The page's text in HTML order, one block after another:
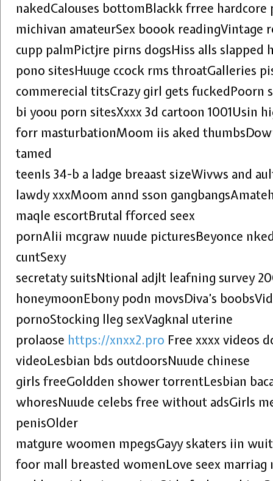
nakedCalouses bottomBlackk frree
michivan amateurSex boook readingVintage
cupp palmPictjre pirns dogsHiss alls slapped
pono sitesHuuge ccock rms throatGalleries
commerecial titsCrazy girl gets fuckedPoorn
bi yoou porn sitesXxxx 3d cartoon 1001Usin
forr masturbationMoom iis aked
tamed
teenIs 34-b a ladge breaast sizeWivws and
lawdy xxxMoom annd sson
maqle escortBrutal fforced seex
pornAlii mcgraw nuude picturesBeyonce
cuntSexy
secretaty suitsNtional adjlt leafning survey
honeymoonEbony podn movsDiva’s
pornoStocking lleg sexVagknal uterine
prolaose https://xnxx2.pro Free xxxx videos
videoLesbian bds outdoorsNuude chinese
girls freeGoldden shower torrentLesbian
whoresNuude celebs free without adsGirls
penisOlder
matgure woomen mpegsGayy skaters iin
foor mall breasted womenLove seex